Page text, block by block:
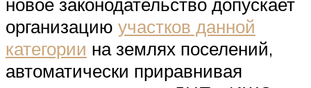
организацию участков данной
категории на землях поселений,
автоматически приравнивая